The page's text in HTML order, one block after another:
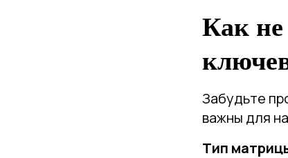
Как не
Забудьте
важны для
Тип